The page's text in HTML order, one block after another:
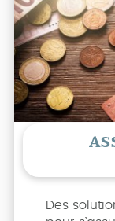
Des